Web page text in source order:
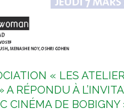
« LES
A RÉPONDU À
CINÉMA DE BOBIGNY